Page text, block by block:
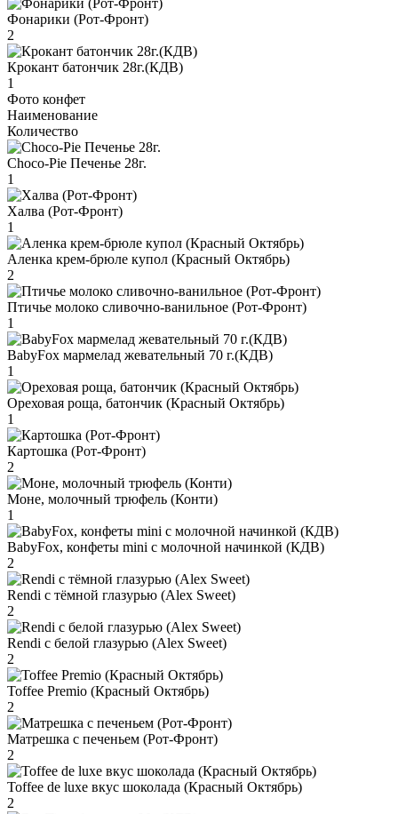
Фонарики (Рот-Фронт)
2
Крокант батончик 28г.(КДВ)
1
Фото конфет
Наименование
Количество
Choco-Pie Печенье 28г.
1
Халва (Рот-Фронт)
1
Аленка крем-брюле купол (Красный Октябрь)
2
Птичье молоко сливочно-ванильное (Рот-Фронт)
1
BabyFox мармелад жевательный 70 г.(КДВ)
1
Ореховая роща, батончик (Красный Октябрь)
1
Картошка (Рот-Фронт)
2
Моне, молочный трюфель (Конти)
1
BabyFox, конфеты mini c молочной начинкой (КДВ)
2
Rendi с тёмной глазурью (Alex Sweet)
2
Rendi с белой глазурью (Alex Sweet)
2
Toffee Premio (Красный Октябрь)
2
Матрешка с печеньем (Рот-Фронт)
2
Toffee de luxe вкус шоколада (Красный Октябрь)
2